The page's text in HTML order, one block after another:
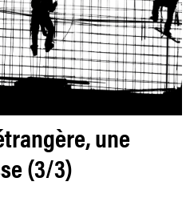
une
(3/3)